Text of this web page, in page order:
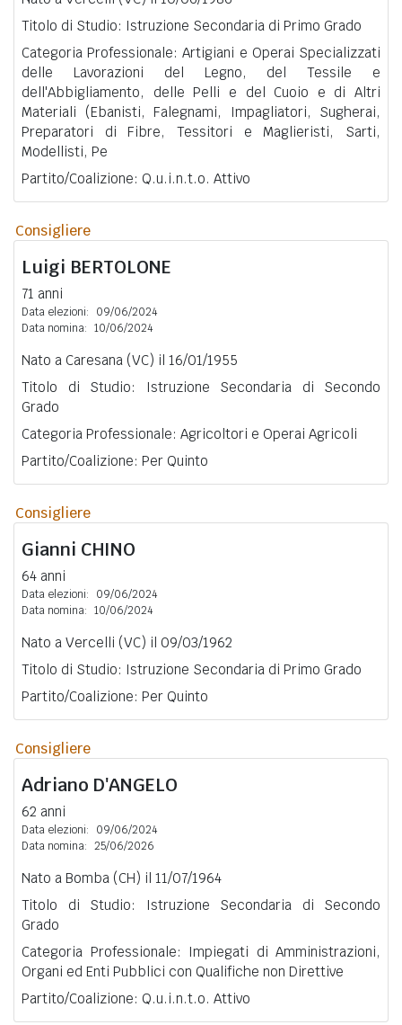
Titolo di Studio: Istruzione Secondaria di Primo Grado
Categoria Professionale: Artigiani e Operai Specializzati
delle Lavorazioni del Legno, del Tessile e
dell'Abbigliamento, delle Pelli e del Cuoio e di Altri
Materiali (Ebanisti, Falegnami, Impagliatori, Sugherai,
Preparatori di Fibre, Tessitori e Maglieristi, Sarti,
Modellisti, Pe
Partito/Coalizione: Q.u.i.n.t.o. Attivo
Consigliere
Luigi BERTOLONE
71 anni
Data elezioni:
09/06/2024
Data nomina: 10/06/2024
Nato a Caresana (VC) il 16/01/1955
Titolo di Studio: Istruzione Secondaria di Secondo
Grado
Categoria Professionale: Agricoltori e Operai Agricoli
Partito/Coalizione: Per Quinto
Consigliere
Gianni CHINO
64 anni
Data elezioni:
09/06/2024
Data nomina: 10/06/2024
Nato a Vercelli (VC) il 09/03/1962
Titolo di Studio: Istruzione Secondaria di Primo Grado
Partito/Coalizione: Per Quinto
Consigliere
Adriano D'ANGELO
62 anni
Data elezioni:
09/06/2024
Data nomina: 25/06/2026
Nato a Bomba (CH) il 11/07/1964
Titolo di Studio: Istruzione Secondaria di Secondo
Grado
Categoria Professionale: Impiegati di Amministrazioni,
Organi ed Enti Pubblici con Qualifiche non Direttive
Partito/Coalizione: Q.u.i.n.t.o. Attivo